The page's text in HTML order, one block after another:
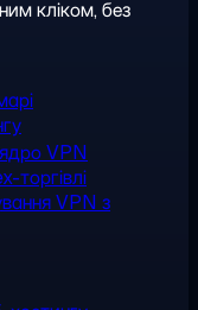
кліком, без
VPN
торгівлі
VPN з